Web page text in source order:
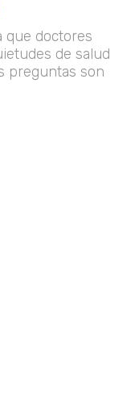
que doctores
de salud
preguntas son